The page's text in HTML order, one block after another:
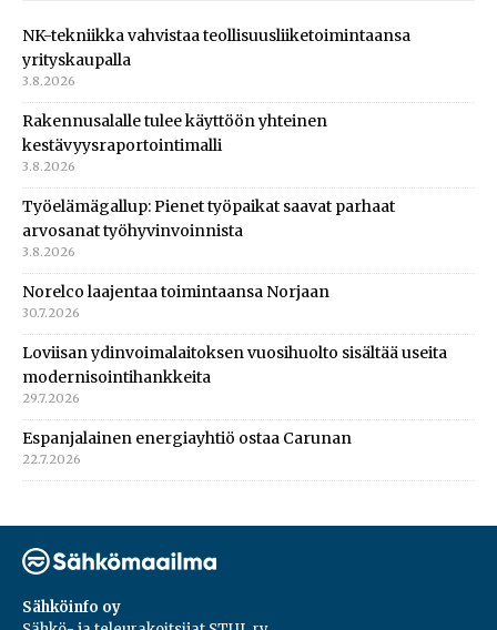
NK-tekniikka vahvistaa teollisuusliiketoimintaansa
yrityskaupalla
3.8.2026
Rakennusalalle tulee käyttöön yhteinen
kestävyysraportointimalli
3.8.2026
Työelämägallup: Pienet työpaikat saavat parhaat
arvosanat työhyvinvoinnista
3.8.2026
Norelco laajentaa toimintaansa Norjaan
30.7.2026
Loviisan ydinvoimalaitoksen vuosihuolto sisältää useita
modernisointihankkeita
29.7.2026
Espanjalainen energiayhtiö ostaa Carunan
22.7.2026
Sähköinfo oy